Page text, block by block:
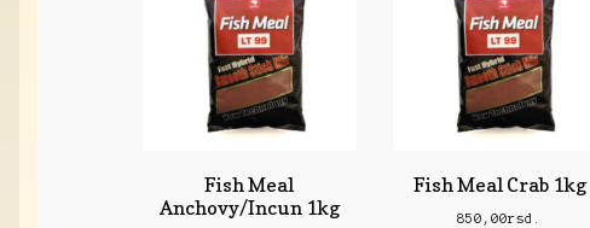
Fish Meal
Anchovy/Incun 1kg
Fish Meal Crab 1kg
850,00rsd.